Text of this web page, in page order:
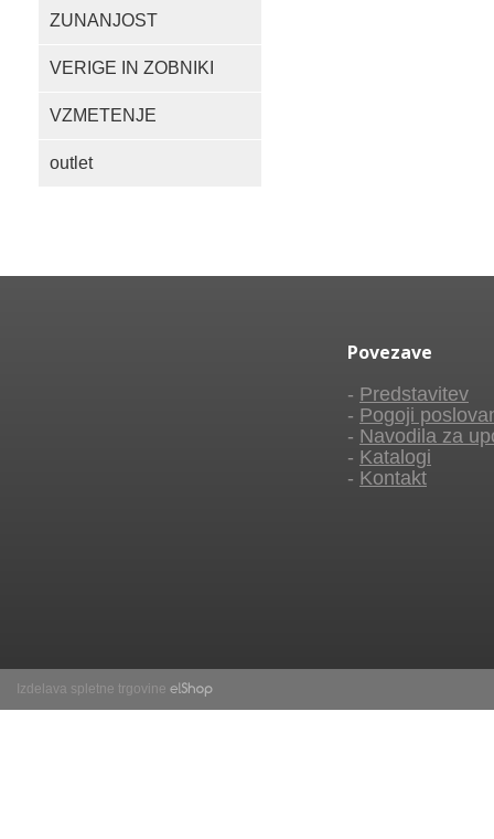
ZUNANJOST
VERIGE IN ZOBNIKI
VZMETENJE
outlet
Povezave
- Predstavitev
- Pogoji
- Navodila za
- Katalogi
- Kontakt
Izdelava spletne trgovine